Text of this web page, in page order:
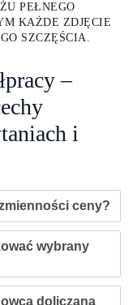
PEŁNEGO
KAŻDE ZDJĘCIE
SZCZĘŚCIA.
–
i
ceny?
wybrany
doliczana